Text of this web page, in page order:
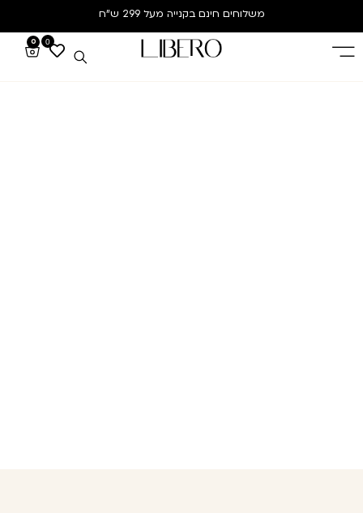
משלוחים חינם בקנייה מעל 299 ש”ח
0
0